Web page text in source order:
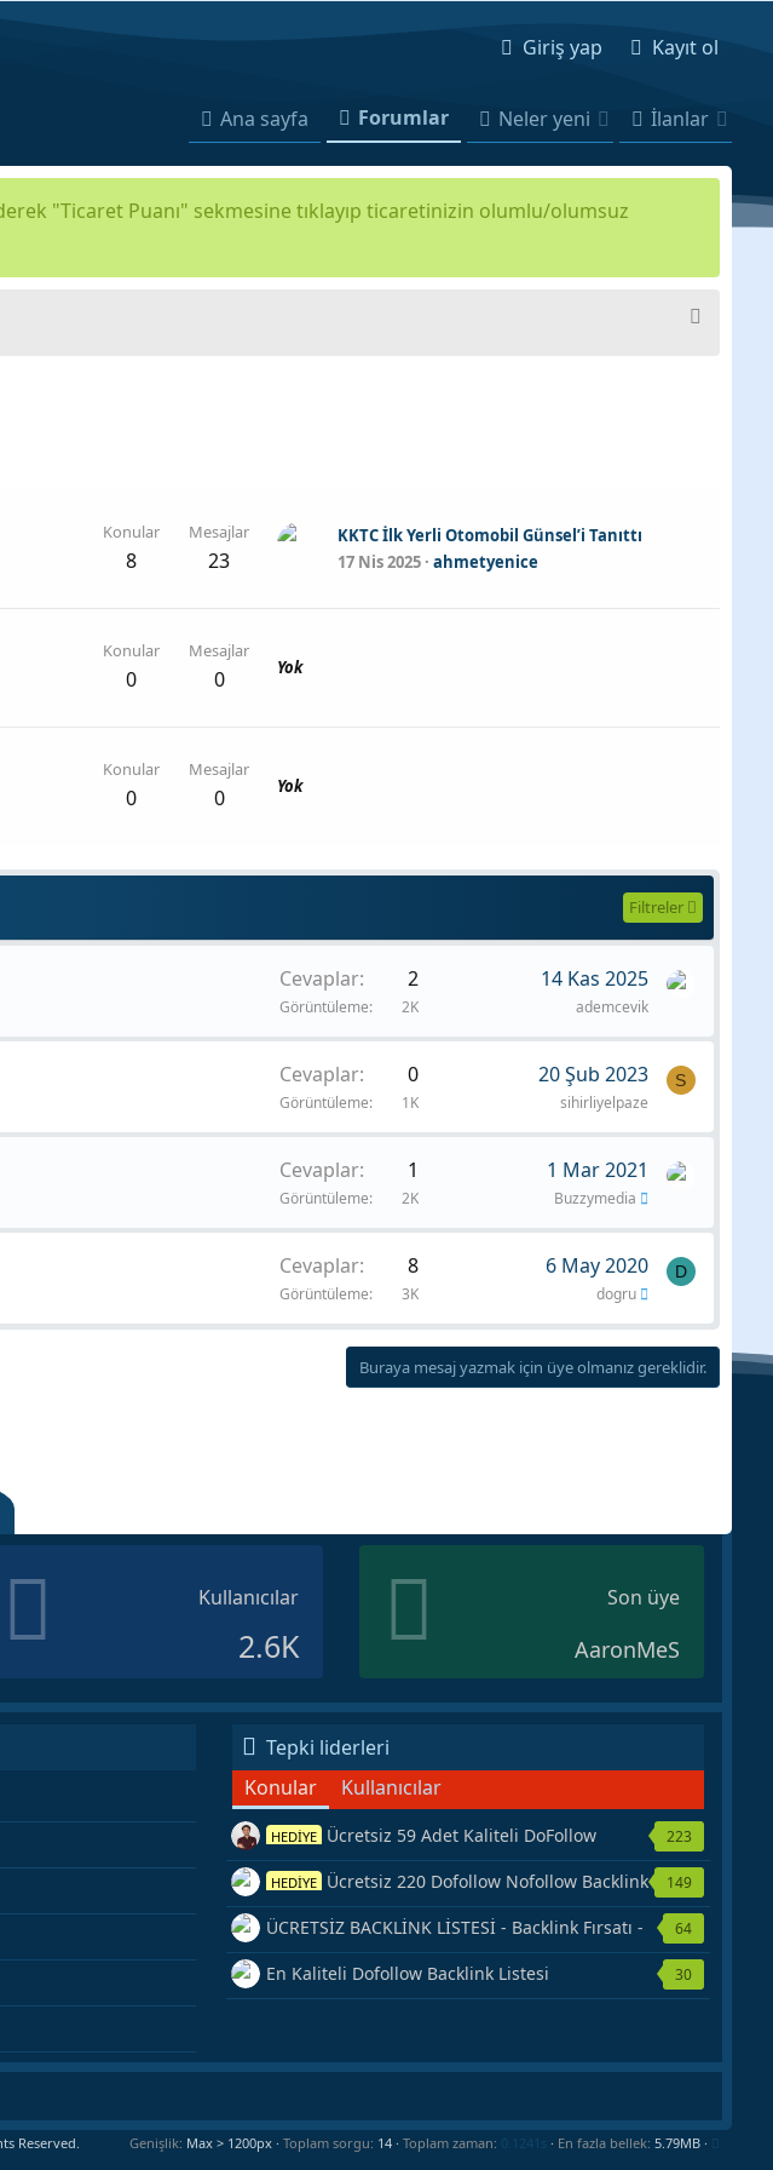
Giriş yap Kayıt ol
Ana sayfa Forumlar Neler yeni İlanlar
"Ticaret Puanı" sekmesine tıklayıp ticaretinizin olumlu/olumsuz
Konular
8
Mesajlar
23
KKTC İlk Yerli Otomobil Günsel’i Tanıttı
17 Nis 2025 ahmetyenice
Konular
0
Mesajlar
0 Yok
Konular
0
Mesajlar
0 Yok
Filtreler
Cevaplar 2
Görüntüleme 2K
14 Kas 2025
ademcevik
Cevaplar 0
Görüntüleme 1K
20 Şub 2023
sihirliyelpaze
S
Cevaplar 1
Görüntüleme 2K
1 Mar 2021
Buzzymedia
Cevaplar 8
Görüntüleme 3K
6 May 2020
dogru
D
Buraya mesaj yazmak için üye olmanız gereklidir.
Kullanıcılar
2.6K
Son üye
AaronMeS
Tepki liderleri
Konular
Kullanıcılar
HEDİYE Ücretsiz 59 Adet Kaliteli DoFollow
Backlink Kaynağı Veriyorum.
223
HEDİYE Ücretsiz 220 Dofollow Nofollow Backlink
Veriyorum
149
ÜCRETSİZ BACKLİNK LİSTESİ - Backlink Fırsatı -
Hemen Yetiş!
64
En Kaliteli Dofollow Backlink Listesi 30
Reserved. Genişlik Toplam sorgu 14 Toplam zaman 0.1241s En fazla bellek 5.79MB